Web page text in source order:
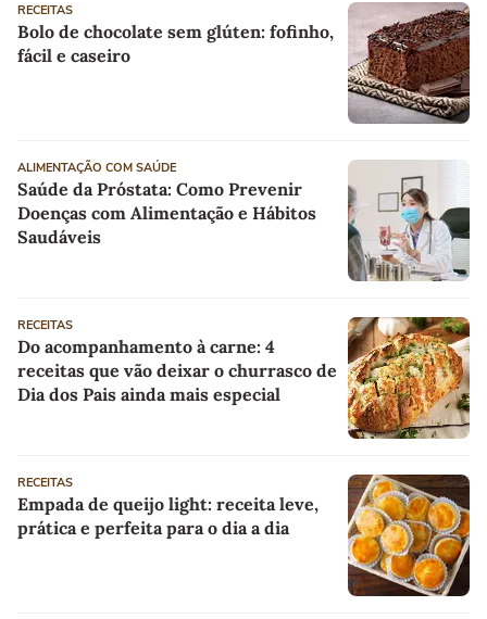
RECEITAS
Bolo de chocolate sem glúten: fofinho,
fácil e caseiro
ALIMENTAÇÃO COM SAÚDE
Saúde da Próstata: Como Prevenir
Doenças com Alimentação e Hábitos
Saudáveis
RECEITAS
Do acompanhamento à carne: 4
receitas que vão deixar o churrasco de
Dia dos Pais ainda mais especial
RECEITAS
Empada de queijo light: receita leve,
prática e perfeita para o dia a dia